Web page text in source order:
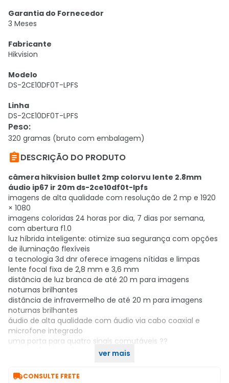
Garantia do Fornecedor
3 Meses
Fabricante
Hikvision
Modelo
DS-2CE10DF0T-LPFS
Linha
DS-2CE10DF0T-LPFS
Peso:
320 gramas (bruto com embalagem)
DESCRIÇÃO DO PRODUTO
câmera hikvision bullet 2mp colorvu lente 2.8mm
áudio ip67 ir 20m ds-2ce10df0t-lpfs
imagens de alta qualidade com resolução de 2 mp e 1920
× 1080
imagens coloridas 24 horas por dia, 7 dias por semana,
com abertura f1.0
luz híbrida inteligente: otimize sua segurança com opções
de iluminação flexíveis
a tecnologia 3d dnr oferece imagens nítidas e limpas
lente focal fixa de 2,8 mm e 3,6 mm
distância de luz branca de até 20 m para imagens
noturnas brilhantes
distância de infravermelho de até 20 m para imagens
noturnas brilhantes
áudio de alta qualidade com áudio via cabo coaxial e
microfone integrado
uma porta para quatro sinais comutáveis ??
ver mais
CONSULTE FRETE